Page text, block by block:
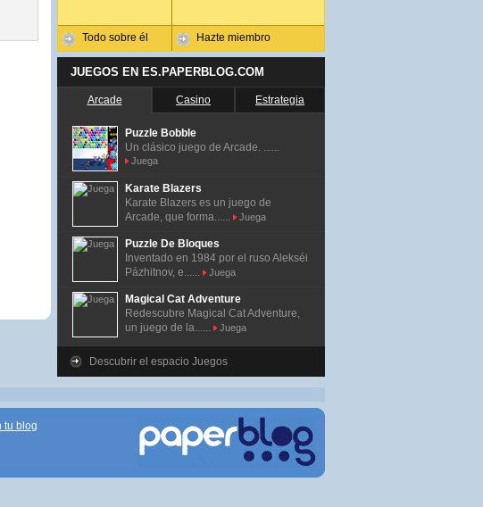
Todo sobre él Hazte miembro
JUEGOS EN ES.PAPERBLOG.COM
Arcade Casino Estrategia
Puzzle Bobble
Un clásico juego de Arcade. ......
Juega
Karate Blazers
Karate Blazers es un juego de
Arcade, que forma......
Juega
Puzzle De Bloques
Inventado en 1984 por el ruso Alekséi
Pázhitnov, e......
Juega
Magical Cat Adventure
Redescubre Magical Cat Adventure,
un juego de la......
Juega
Descubrir el espacio Juegos
tu blog